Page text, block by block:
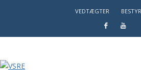
VEDTÆGTER